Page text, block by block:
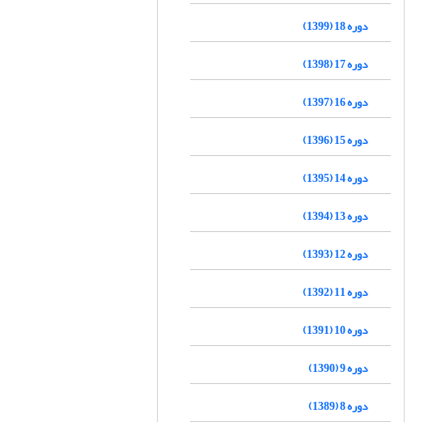
دوره 18 (1399)
دوره 17 (1398)
دوره 16 (1397)
دوره 15 (1396)
دوره 14 (1395)
دوره 13 (1394)
دوره 12 (1393)
دوره 11 (1392)
دوره 10 (1391)
دوره 9 (1390)
دوره 8 (1389)